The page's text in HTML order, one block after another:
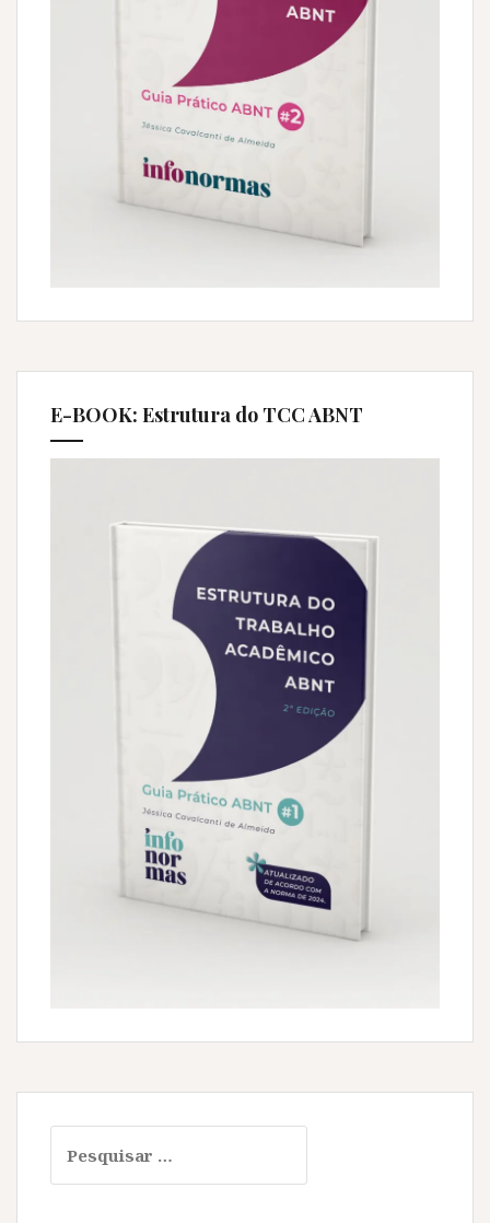
E-BOOK: Estrutura do TCC ABNT
por: